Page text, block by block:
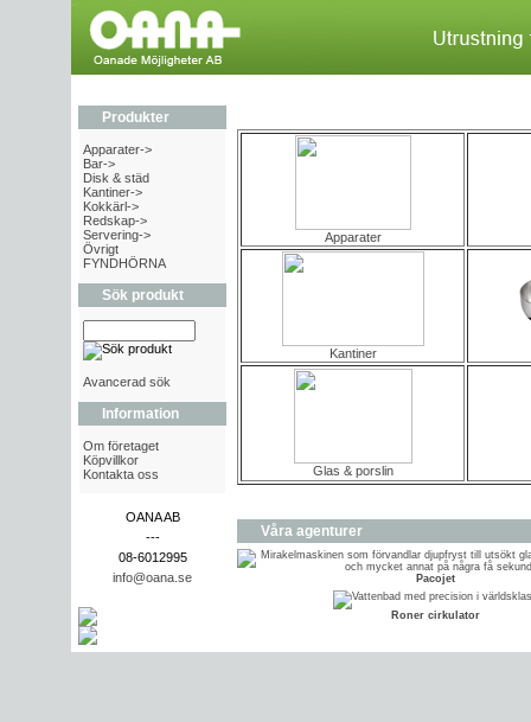
Produkter
Apparater->
Bar->
Disk & städ
Kantiner->
Kokkärl->
Redskap->
Servering->
Övrigt
FYNDHÖRNA
Sök produkt
Avancerad sök
Information
Om företaget
Köpvillkor
Kontakta oss
OANA AB
---
08-6012995
info@oana.se
Apparater
Kantiner
Glas & porslin
Våra agenturer
Pacojet
Roner cirkulator